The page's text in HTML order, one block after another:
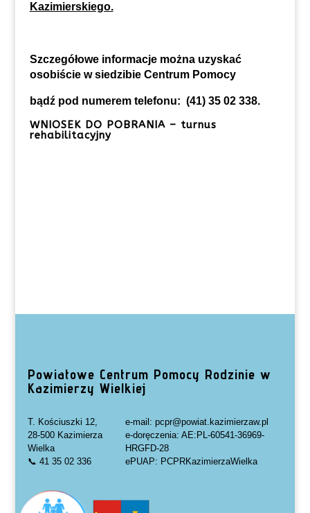
Kazimierskiego.
Szczegółowe informacje można uzyskać
osobiście w siedzibie Centrum Pomocy
bądź pod numerem telefonu: (41) 35 02 338.
WNIOSEK DO POBRANIA – turnus
rehabilitacyjny
Powiatowe Centrum Pomocy Rodzinie w
Kazimierzy Wielkiej
T. Kościuszki 12,
28-500 Kazimierza
Wielka
📞 41 35 02 336
e-mail: pcpr@powiat.kazimierzaw.pl
e-doręczenia: AE:PL-60541-36969-
HRGFD-28
ePUAP: PCPRKazimierzaWielka